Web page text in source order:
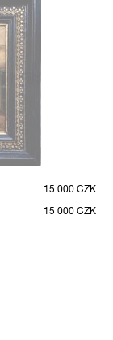
15 000 CZK
15 000 CZK